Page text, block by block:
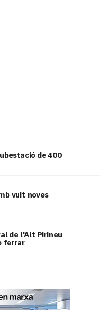
de 400
vuit noves
de l'Alt Pirineu
ferrar